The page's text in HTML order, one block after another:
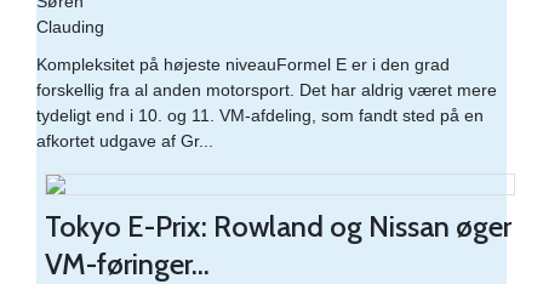
Kompleksitet på højeste niveauFormel E er i den grad
forskellig fra al anden motorsport. Det har aldrig været mere
tydeligt end i 10. og 11. VM-afdeling, som fandt sted på en
afkortet udgave af Gr...
Tokyo E-Prix: Rowland og Nissan øger
VM-føringer...